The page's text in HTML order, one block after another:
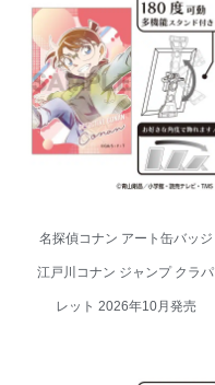
名探偵コナン アート缶バッジ 江
戸川コナン ジャンプ クラパレッ
ト 2026年10月発売
名探偵コナン アート缶バッジ
江戸川コナン ジャンプ クラパ
レット 2026年10月発売